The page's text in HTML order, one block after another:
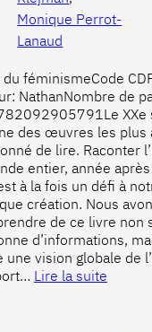
Monique Perrot-
Lanaud
féminismeCode
NathanNombre de
XXe
des œuvres les plus
de lire. Raconter
entier, année
à la fois un défi à
création. Nous
de ce livre non
d’informations,
une vision globale de
Lire la suite